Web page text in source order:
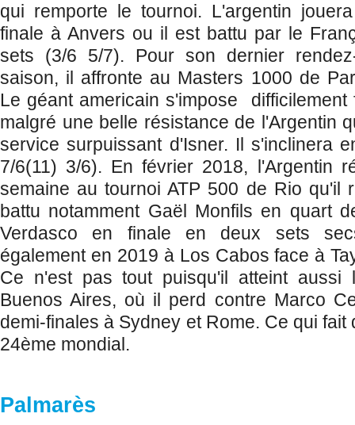
qui remporte le tournoi. L'argentin
finale à Anvers ou il est battu par le
sets (3/6 5/7). Pour son dernier
saison, il affronte au Masters 1000 de
Le géant americain s'impose difficilement
malgré une belle résistance de l'Argentin
service surpuissant d'Isner. Il s'inclinera
7/6(11) 3/6). En février 2018, l'Argentin
semaine au tournoi ATP 500 de Rio qu'il
battu notamment Gaël Monfils en quart
Verdasco en finale en deux sets
également en 2019 à Los Cabos face à
Ce n'est pas tout puisqu'il atteint
Buenos Aires, où il perd contre Marco
demi-finales à Sydney et Rome. Ce qui fait
24ème mondial.
Palmarès